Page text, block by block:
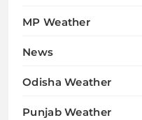
MP Weather
News
Odisha Weather
Punjab Weather